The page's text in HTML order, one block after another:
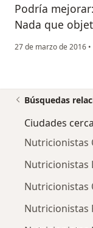
Podría mejorar:
Nada que
27 de marzo de 2016 •
Búsquedas
Ciudades
Nutricionistas
Nutricionistas
Nutricionistas
Nutricionistas